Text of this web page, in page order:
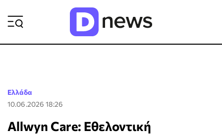
Ελλάδα
10.06.2026 18:26
Allwyn Care: Εθελοντική